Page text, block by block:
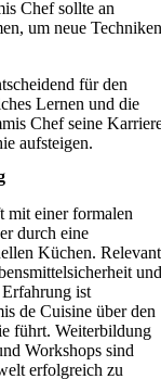
Chef sollte an
um neue Techniken
für den
Lernen und die
Chef seine
aufsteigen.
mit einer formalen
durch eine
Küchen.
und
ist
de Cuisine über den
führt. Weiterbildung
Workshops sind
erfolgreich zu